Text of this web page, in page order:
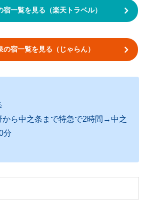
宿一覧を見る（楽天トラベル）
の宿一覧を見る（じゃらん）
から中之条まで特急で2時間→中之
分